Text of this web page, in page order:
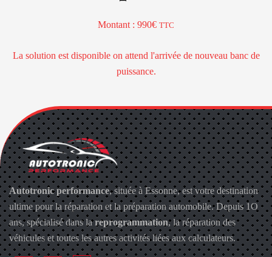
Montant : 990 TTC
La solution est disponible on attend l'arrivée de nouveau banc de
puissance.
Autotronic performance, située à Essonne, est votre destination
ultime pour la réparation et la préparation automobile. Depuis 1O
ans, spécialisé dans lareprogrammation, la réparation des
véhicules et toutes les autres activités liées aux calculateurs.